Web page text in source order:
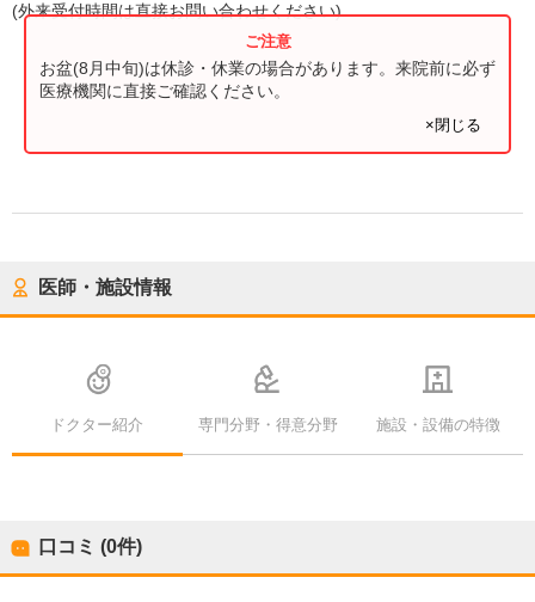
(外来受付時間は直接お問い合わせください)
お盆(8月中旬)は休診・休業の場合があります。来院前に必ず
医療機関に直接ご確認ください。
×閉じる
医師・施設情報
ドクター紹介 専門分野・得意分野 施設・設備の特徴
口コミ (0件)